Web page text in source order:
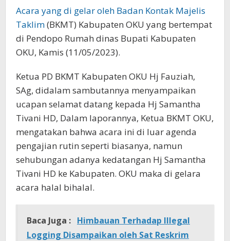
Acara yang di gelar oleh Badan Kontak Majelis
Taklim(BKMT) Kabupaten OKU yang bertempat
di Pendopo Rumah dinas Bupati Kabupaten
OKU, Kamis (11/05/2023).
Ketua PD BKMT Kabupaten OKU Hj Fauziah,
SAg, didalam sambutannya menyampaikan
ucapan selamat datang kepada Hj Samantha
Tivani HD, Dalam laporannya, Ketua BKMT OKU,
mengatakan bahwa acara ini di luar agenda
pengajian rutin seperti biasanya, namun
sehubungan adanya kedatangan Hj Samantha
Tivani HD ke Kabupaten. OKU maka di gelara
acara halal bihalal.
Baca Juga : Himbauan Terhadap Illegal
Logging Disampaikan oleh Sat Reskrim